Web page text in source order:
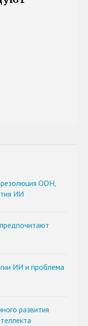
ООН,
ИИ
ИИ и проблема
развития